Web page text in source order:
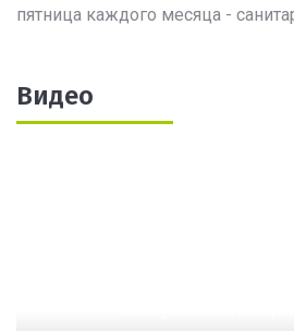
пятница каждого месяца -
Видео